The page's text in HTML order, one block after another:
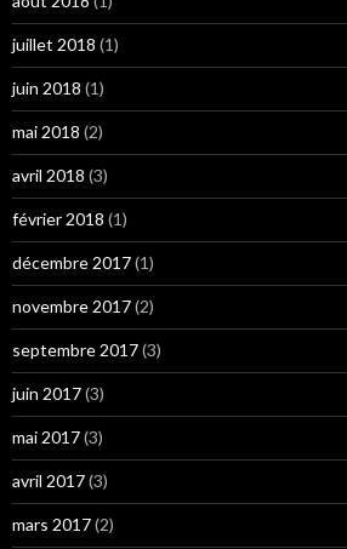
juillet 2018 (1)
juin 2018 (1)
mai 2018 (2)
avril 2018 (3)
février 2018 (1)
décembre 2017(1)
novembre 2017(2)
septembre 2017(3)
juin 2017(3)
mai 2017(3)
avril 2017(3)
mars 2017(2)